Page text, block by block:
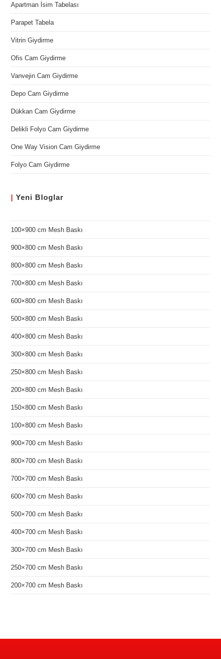
Apartman İsim Tabelası
Parapet Tabela
Vitrin Giydirme
Ofis Cam Giydirme
Vanvejin Cam Giydirme
Depo Cam Giydirme
Dükkan Cam Giydirme
Delikli Folyo Cam Giydirme
One Way Vision Cam Giydirme
Folyo Cam Giydirme
| Yeni Bloglar
100×900 cm Mesh Baskı
900×800 cm Mesh Baskı
800×800 cm Mesh Baskı
700×800 cm Mesh Baskı
600×800 cm Mesh Baskı
500×800 cm Mesh Baskı
400×800 cm Mesh Baskı
300×800 cm Mesh Baskı
250×800 cm Mesh Baskı
200×800 cm Mesh Baskı
150×800 cm Mesh Baskı
100×800 cm Mesh Baskı
900×700 cm Mesh Baskı
800×700 cm Mesh Baskı
700×700 cm Mesh Baskı
600×700 cm Mesh Baskı
500×700 cm Mesh Baskı
400×700 cm Mesh Baskı
300×700 cm Mesh Baskı
250×700 cm Mesh Baskı
200×700 cm Mesh Baskı